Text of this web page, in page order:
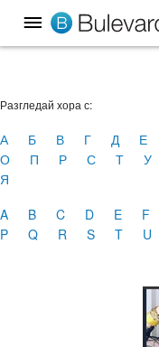
Разгледай хора с:
А Б В Г Д Е
О
П Р С Т У
Я
A
B C D E F
P
Q R S T U